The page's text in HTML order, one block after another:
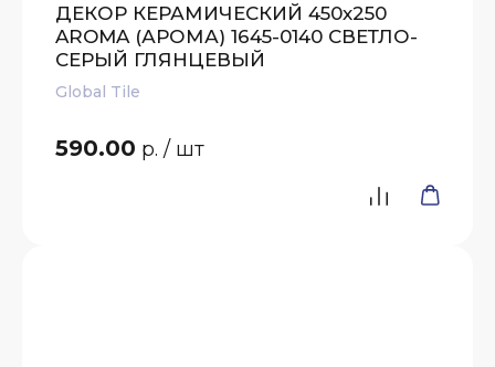
ДЕКОР КЕРАМИЧЕСКИЙ 450х250
AROMA (АРОМА) 1645-0140 СВЕТЛО-
СЕРЫЙ ГЛЯНЦЕВЫЙ
Global Tile
590.00 р. / шт